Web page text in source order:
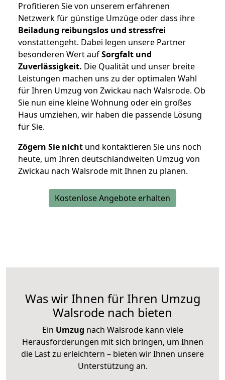
Profitieren Sie von unserem erfahrenen
Netzwerk für günstige Umzüge oder dass ihre
Beiladung reibungslos und stressfrei
vonstattengeht. Dabei legen unsere Partner
besonderen Wert aufSorgfalt und
Zuverlässigkeit. Die Qualität und unser breite
Leistungen machen uns zu der optimalen Wahl
für Ihren Umzug von Zwickau nach Walsrode. Ob
Sie nun eine kleine Wohnung oder ein großes
Haus umziehen, wir haben die passende Lösung
für Sie.
Zögern Sie nicht und kontaktieren Sie uns noch
heute, um Ihren deutschlandweiten Umzug von
Zwickau nach Walsrode mit Ihnen zu planen.
Kostenlose Angebote erhalten
Was wir Ihnen für Ihren Umzug
Walsrode nach bieten
Ein Umzug nach Walsrode kann viele
Herausforderungen mit sich bringen, um Ihnen
die Last zu erleichtern – bieten wir Ihnen unsere
Unterstützung an.